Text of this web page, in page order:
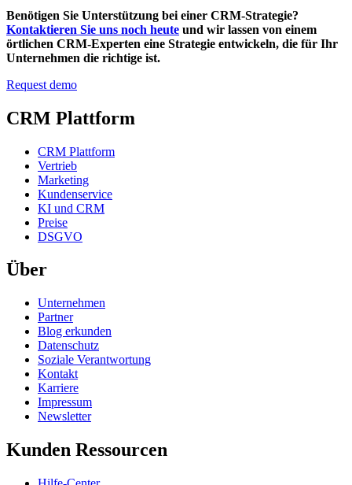
Benötigen Sie Unterstützung bei einer CRM-Strategie?
Kontaktieren Sie uns noch heute und wir lassen von einem
örtlichen CRM-Experten eine Strategie entwickeln, die für Ihr
Unternehmen die richtige ist.
Request demo
CRM Plattform
CRM Plattform
Vertrieb
Marketing
Kundenservice
KI und CRM
Preise
DSGVO
Über
Unternehmen
Partner
Blog erkunden
Datenschutz
Soziale Verantwortung
Kontakt
Karriere
Impressum
Newsletter
Kunden Ressourcen